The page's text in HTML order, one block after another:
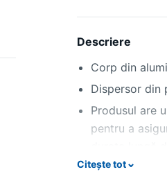
Descriere
Corp din
Dispersor din
Produsul are
pentru a
Aparataj
Citește tot